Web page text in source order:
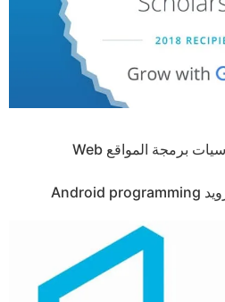
منحة Udacity يوداسيتي أساسيات برمجة المواقع Web